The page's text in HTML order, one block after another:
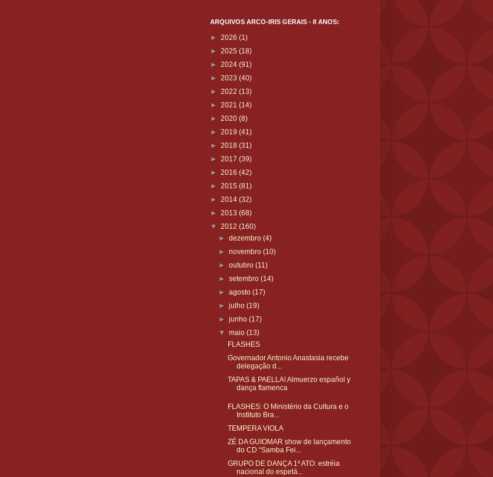
ARQUIVOS ARCO-IRIS GERAIS - 8 ANOS:
► 2026 (1)
► 2025 (18)
► 2024 (91)
► 2023 (40)
► 2022 (13)
► 2021 (14)
► 2020 (8)
► 2019 (41)
► 2018 (31)
► 2017 (39)
► 2016 (42)
► 2015 (81)
► 2014 (32)
► 2013 (68)
▼ 2012 (160)
►dezembro(4)
►novembro(10)
►outubro(11)
►setembro(14)
►agosto(17)
►julho(19)
►junho(17)
▼maio(13)
FLASHES
Governador Antonio Anastasia recebe
delegação d...
TAPAS & PAELLA! Almuerzo español y
dança flamenca
FLASHES: O Ministério da Cultura e o
Instituto Bra...
TEMPERA VIOLA
ZÉ DA GUIOMAR show de lançamento
do CD “Samba Fei...
GRUPO DE DANÇA 1º ATO: estréia
nacional do espetá...